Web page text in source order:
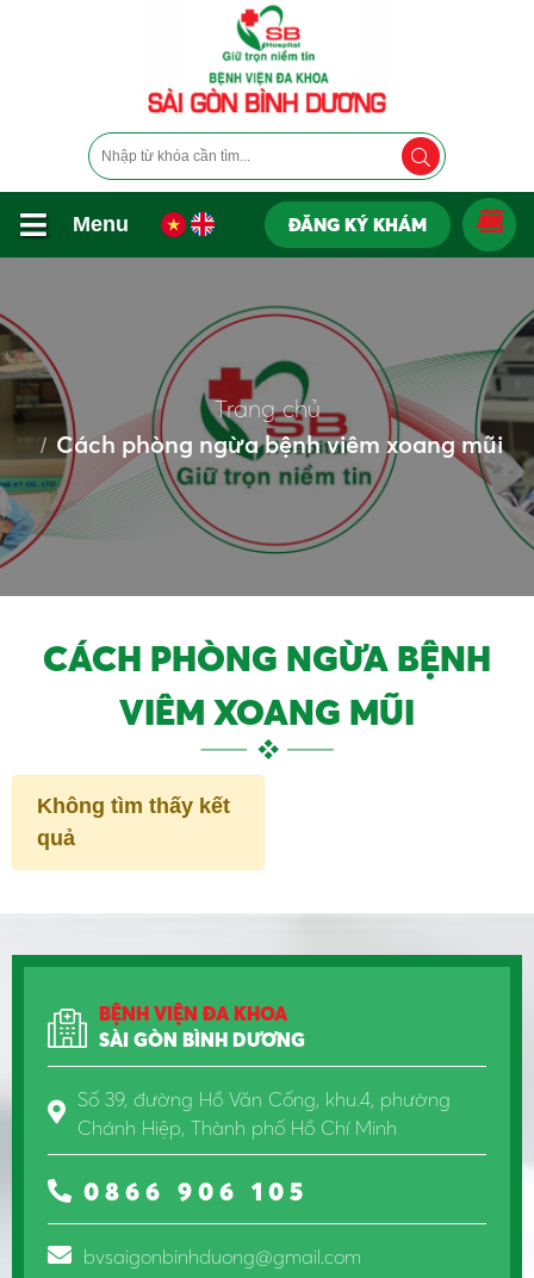
Menu ĐĂNG KÝ KHÁM
Trang chủ
Cách phòng ngừa bệnh viêm xoang mũi
CÁCH PHÒNG NGỪA BỆNH
VIÊM XOANG MŨI
Không tìm thấy kết
quả
BỆNH VIỆN ĐA KHOA
SÀI GÒN BÌNH DƯƠNG
Số 39, đường Hồ Văn Cống, khu.4, phường
Chánh Hiệp, Thành phố Hồ Chí Minh
0866 906 105
bvsaigonbinhduong@gmail.com